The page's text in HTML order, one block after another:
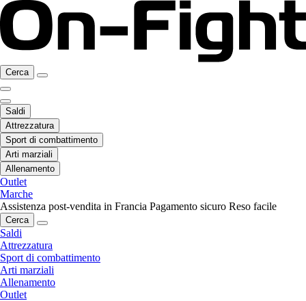
Cerca
Saldi
Attrezzatura
Sport di combattimento
Arti marziali
Allenamento
Outlet
Marche
Assistenza post-vendita in Francia Pagamento sicuro Reso facile
Cerca
Saldi
Attrezzatura
Sport di combattimento
Arti marziali
Allenamento
Outlet